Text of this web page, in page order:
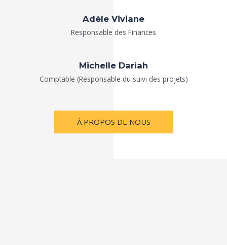
Adèle Viviane
Responsable des Finances
Michelle Dariah​
Comptable (Responsable du suivi des projets)
À PROPOS DE NOUS